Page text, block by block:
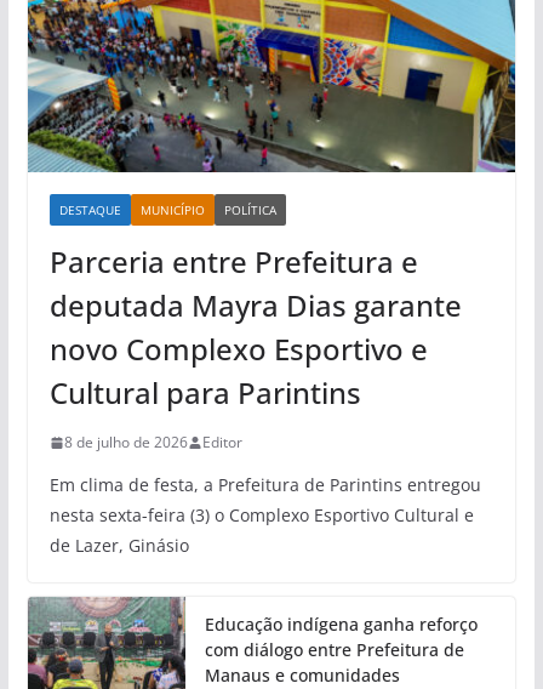
DESTAQUE MUNICÍPIO POLÍTICA
Parceria entre Prefeitura e
deputada Mayra Dias garante
novo Complexo Esportivo e
Cultural para Parintins
8 de julho de 2026 Editor
Em clima de festa, a Prefeitura de Parintins entregou
nesta sexta-feira (3) o Complexo Esportivo Cultural e
de Lazer, Ginásio
Educação indígena ganha reforço
com diálogo entre Prefeitura de
Manaus e comunidades